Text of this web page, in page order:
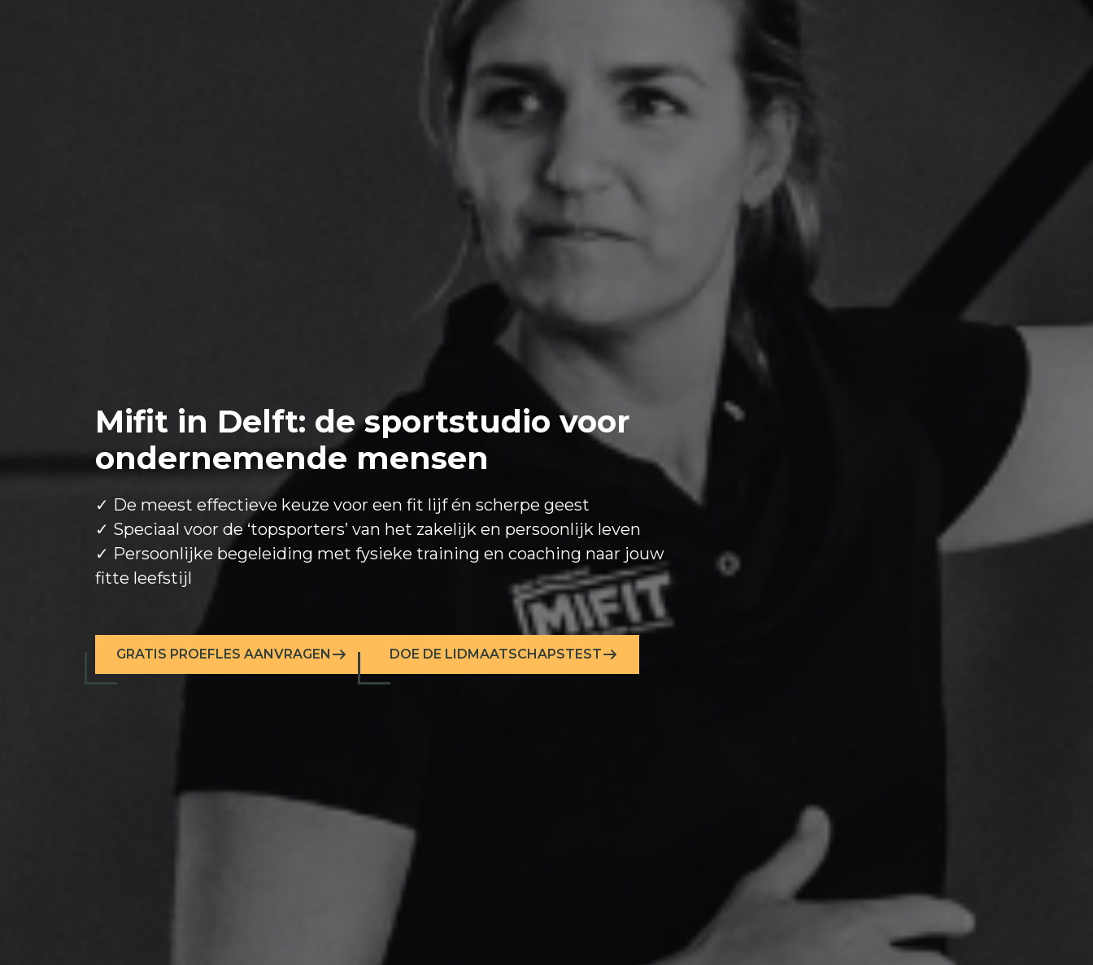
Mifit in Delft: de sportstudio voor
ondernemende mensen
✓ De meest effectieve keuze voor een fit lijf én scherpe geest
✓ Speciaal voor de ‘topsporters’ van het zakelijk en persoonlijk leven
✓ Persoonlijke begeleiding met fysieke training en coaching naar jouw
fitte leefstijl
GRATIS PROEFLES AANVRAGEN DOE DE LIDMAATSCHAPSTEST